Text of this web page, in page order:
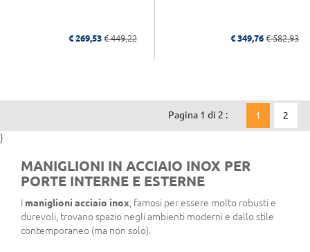
€ 269,53 € 449,22 € 349,76 € 582,93
Pagina 1 di 2 : 1
2
}
MANIGLIONI IN ACCIAIO INOX PER
PORTE INTERNE E ESTERNE
I maniglioni acciaio inox, famosi per essere molto robusti e
durevoli, trovano spazio negli ambienti moderni e dallo stile
contemporaneo (ma non solo).